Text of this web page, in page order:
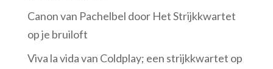
Canon van Pachelbel door Het Strijkkwartet
op je bruiloft
Viva la vida van Coldplay; een strijkkwartet op